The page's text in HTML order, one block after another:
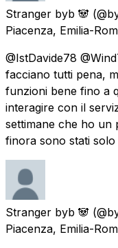
Stranger byb 🐼
Piacenza, Emilia-
@IstDavide78
facciano tutti pena,
funzioni bene fino a
interagire con il
settimane che ho un
finora sono stati
Stranger byb 🐼
Piacenza, Emilia-